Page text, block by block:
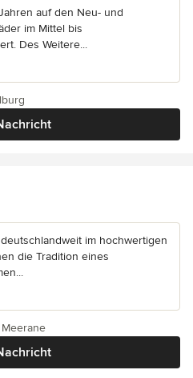
auf den Neu- und
im Mittel bis
Des Weitere...
im hochwertigen
die Tradition eines